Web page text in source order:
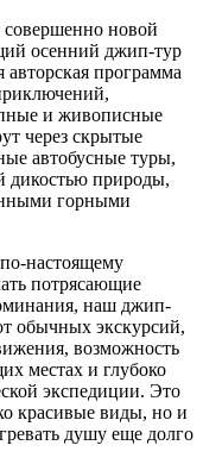
новой
осенний джип-тур
программа
и живописные
через скрытые
автобусные туры,
дикостью природы,
горными
настоящему
потрясающие
наш джип-
обычных экскурсий,
возможность
местах и глубоко
экспедиции. Это
красивые виды, но и
душу еще долго